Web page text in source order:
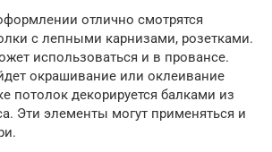
отлично смотрятся
с лепными карнизами, розетками.
использоваться и в провансе.
окрашивание или оклеивание
потолок декорируется балками из
Эти элементы могут применяться и